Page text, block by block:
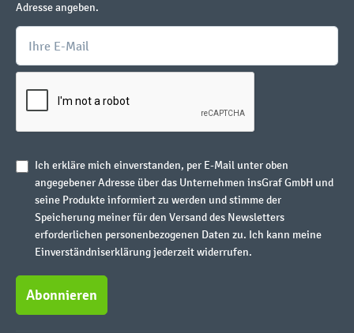
Adresse angeben.
Ich erkläre mich einverstanden, per E-Mail unter oben
angegebener Adresse über das Unternehmen insGraf GmbH und
seine Produkte informiert zu werden und stimme der
Speicherung meiner für den Versand des Newsletters
erforderlichen personenbezogenen Daten zu. Ich kann meine
Einverständniserklärung jederzeit widerrufen.
Abonnieren